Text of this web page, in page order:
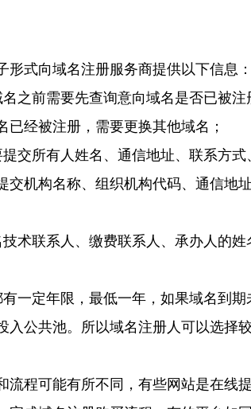
形式向域名注册服务商提供以下信息
之前需要先查询意向域名是否已被
经被注册，需要更换其他域名；
交所有人姓名、通信地址、联系方
交机构名称、组织机构代码、通信地
术联系人、缴费联系人、承办人的
一定年限，最低一年，如果域名到
入公共池。所以域名注册人可以选择
流程可能有所不同，有些网站是在线